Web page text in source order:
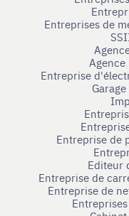
Entreprises de
Entreprise
Entreprise de
Editeur
Entreprise de
Entreprise de